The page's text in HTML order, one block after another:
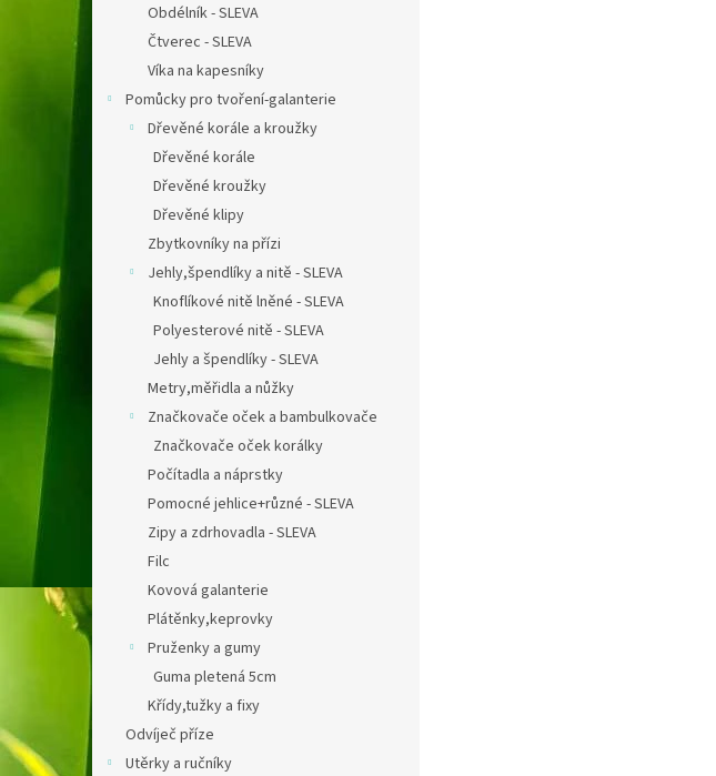
Obdélník - SLEVA
Čtverec - SLEVA
Víka na kapesníky
Pomůcky pro tvoření-galanterie
Dřevěné korále a kroužky
Dřevěné korále
Dřevěné kroužky
Dřevěné klipy
Zbytkovníky na přízi
Jehly,špendlíky a nitě - SLEVA
Knoflíkové nitě lněné - SLEVA
Polyesterové nitě - SLEVA
Jehly a špendlíky - SLEVA
Metry,měřidla a nůžky
Značkovače oček a bambulkovače
Značkovače oček korálky
Počítadla a náprstky
Pomocné jehlice+různé - SLEVA
Zipy a zdrhovadla - SLEVA
Filc
Kovová galanterie
Plátěnky,keprovky
Pruženky a gumy
Guma pletená 5cm
Křídy,tužky a fixy
Odvíječ příze
Utěrky a ručníky